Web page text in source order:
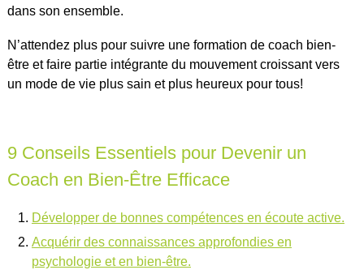
dans son ensemble.
N’attendez plus pour suivre une formation de coach bien-
être et faire partie intégrante du mouvement croissant vers
un mode de vie plus sain et plus heureux pour tous!
9 Conseils Essentiels pour Devenir un
Coach en Bien-Être Efficace
Développer de bonnes compétences en écoute active.
Acquérir des connaissances approfondies en
psychologie et en bien-être.